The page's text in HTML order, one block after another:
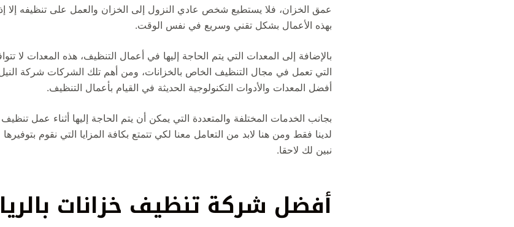
عمق الخزان، فلا يستطيع شخص عادي النزول إلى الخزان والعمل على تنظيفه
بهذه الأعمال بشكل تقني وسريع في نفس الوقت.
بالإضافة إلى المعدات التي يتم الحاجة إليها في أعمال التنظيف، هذه المعدات لا
التي تعمل في مجال التنظيف الخاص بالخزانات، ومن أهم تلك الشركات شركة
أفضل المعدات والأدوات التكنولوجية الحديثة في القيام بأعمال التنظيف.
بجانب الخدمات المختلفة والمتعددة التي يمكن أن يتم الحاجة إليها أثناء عمل تنظيف
لدينا فقط ومن هنا لابد من التعامل معنا لكي تتمتع بكافة المزايا التي نقوم
نبين لك لاحقا.
أفضل شركة تنظيف خزانات